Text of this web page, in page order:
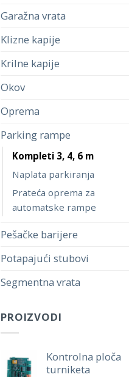
Garažna vrata
Klizne kapije
Krilne kapije
Okov
Oprema
Parking rampe
Kompleti 3, 4, 6 m
Naplata parkiranja
Prateća oprema za
automatske rampe
Pešačke barijere
Potapajući stubovi
Segmentna vrata
PROIZVODI
Kontrolna ploča
turniketa